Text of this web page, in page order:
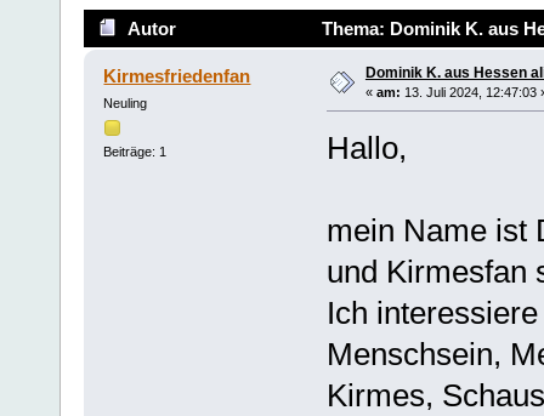
Autor Thema: Dominik K. aus
Kirmesfriedenfan
Neuling
Beiträge: 1
Dominik K. aus Hessen
« am: 13. Juli 2024, 12:47:03
Hallo,
mein Name ist
und Kirmesfan
Ich
Menschsein,
Kirmes,